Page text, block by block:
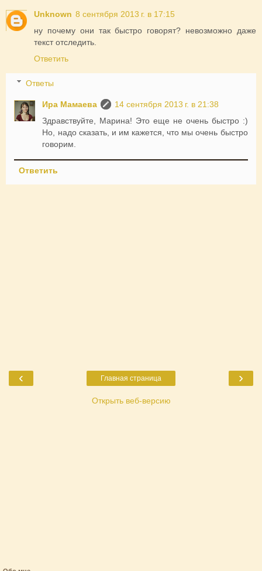
Unknown 8 сентября 2013 г. в 17:15
ну почему они так быстро говорят? невозможно даже
текст отследить.
Ответить
Ответы
Ира Мамаева
14 сентября 2013 г. в 21:38
Здравствуйте, Марина! Это еще не очень быстро :)
Но, надо сказать, и им кажется, что мы очень быстро
говорим.
Ответить
‹ ›
Главная страница
Открыть веб-версию